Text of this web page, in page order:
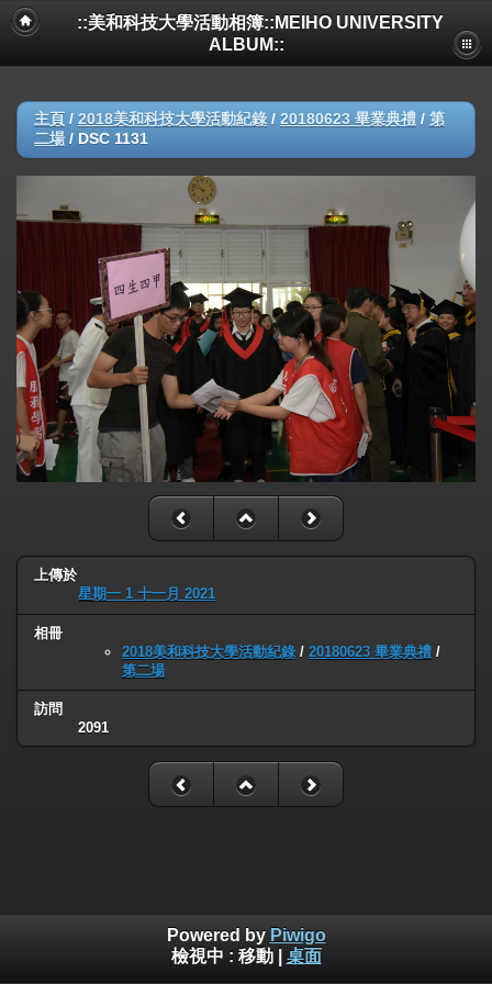
::美和科技大學活動相簿::MEIHO UNIVERSITY
ALBUM::
主頁 / 2018美和科技大學活動紀錄 / 20180623 畢業典禮 / 第
二場 / DSC 1131
上傳於
星期一 1 十一月 2021
相冊
2018美和科技大學活動紀錄 / 20180623 畢業典禮 /
第二場
訪問
2091
Powered by Piwigo
檢視中 : 移動| 桌面